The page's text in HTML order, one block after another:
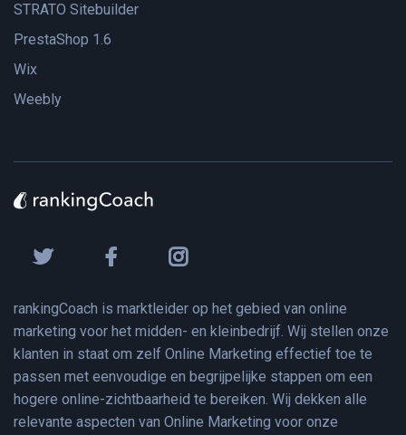
STRATO Sitebuilder
PrestaShop 1.6
Wix
Weebly
rankingCoach is marktleider op het gebied van online
marketing voor het midden- en kleinbedrijf. Wij stellen onze
klanten in staat om zelf Online Marketing effectief toe te
passen met eenvoudige en begrijpelijke stappen om een
hogere online-zichtbaarheid te bereiken. Wij dekken alle
relevante aspecten van Online Marketing voor onze